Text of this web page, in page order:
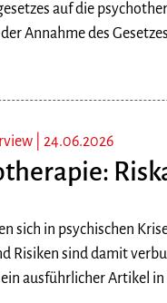
auf die
Annahme des
| 24.06.2026
sich in psychischen
Risiken sind damit
ausführlicher Artikel in